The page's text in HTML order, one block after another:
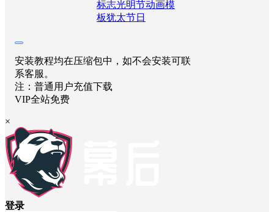
标志光明节动画模
板犹太节日
安装教程均在压缩包中，如不会安装可联
系客服。
注：普通用户充值下载
VIP全站免费
×
登录